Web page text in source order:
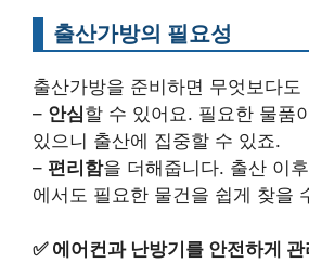
출산가방의 필요성
출산가방을 준비하면 무엇보다도
– 안심할 수 있어요. 필요한 물품
있으니 출산에 집중할 수 있죠.
– 편리함을 더해줍니다. 출산 이
에서도 필요한 물건을 쉽게 찾을
✅ 에어컨과 난방기를 안전하게